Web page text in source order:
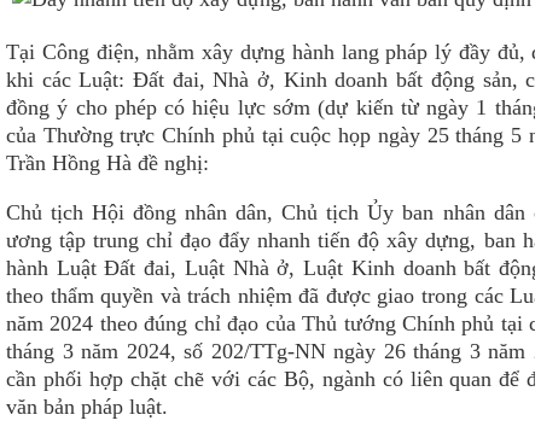
Tại Công điện, nhằm xây dựng hành lang pháp lý đầy đủ,
khi các Luật: Đất đai, Nhà ở, Kinh doanh bất động sản,
đồng ý cho phép có hiệu lực sớm (dự kiến từ ngày 1
của Thường trực Chính phủ tại cuộc họp ngày 25 tháng 5
Trần Hồng Hà đề nghị:
Chủ tịch Hội đồng nhân dân, Chủ tịch Ủy ban nhân dân
ương tập trung chỉ đạo đẩy nhanh tiến độ xây dựng, ban
hành Luật Đất đai, Luật Nhà ở, Luật Kinh doanh bất
theo thẩm quyền và trách nhiệm đã được giao trong các
năm 2024 theo đúng chỉ đạo của Thủ tướng Chính phủ tại
tháng 3 năm 2024, số 202/TTg-NN ngày 26 tháng 3 năm
cần phối hợp chặt chẽ với các Bộ, ngành có liên quan để
văn bản pháp luật.